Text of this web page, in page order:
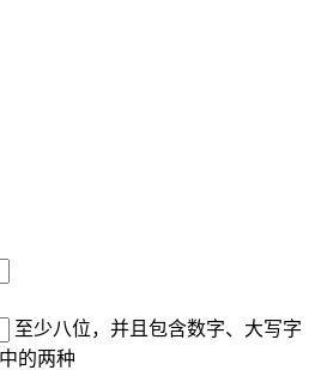
至少八位，并且包含数字、大写字
的两种